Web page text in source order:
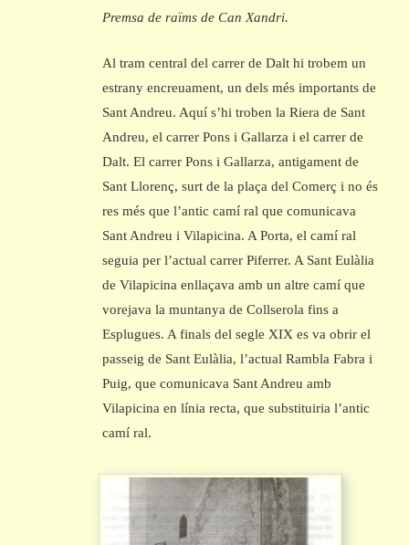
Premsa de raïms de Can Xandri.
Al tram central del carrer de Dalt hi trobem un
estrany encreuament, un dels més importants de
Sant Andreu. Aquí s’hi troben la Riera de Sant
Andreu, el carrer Pons i Gallarza i el carrer de
Dalt. El carrer Pons i Gallarza, antigament de
Sant Llorenç, surt de la plaça del Comerç i no és
res més que l’antic camí ral que comunicava
Sant Andreu i Vilapicina. A Porta, el camí ral
seguia per l’actual carrer Piferrer. A Sant Eulàlia
de Vilapicina enllaçava amb un altre camí que
vorejava la muntanya de Collserola fins a
Esplugues. A finals del segle XIX es va obrir el
passeig de Sant Eulàlia, l’actual Rambla Fabra i
Puig, que comunicava Sant Andreu amb
Vilapicina en línia recta, que substituiria l’antic
camí ral.